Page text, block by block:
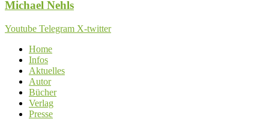
Michael Nehls
Youtube Telegram X-twitter
Home
Infos
Aktuelles
Autor
Bücher
Verlag
Presse